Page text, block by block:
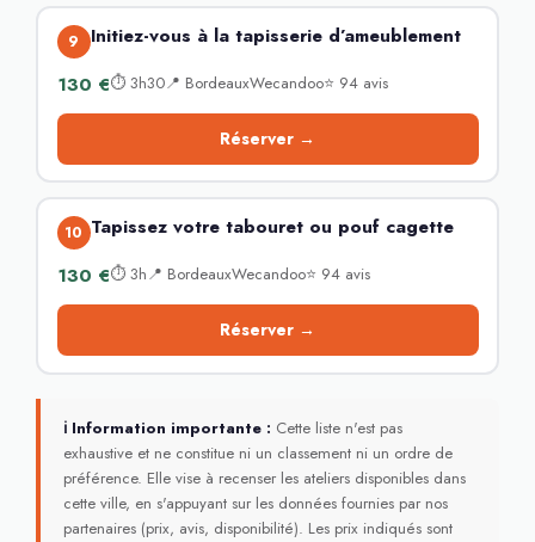
9 Initiez-vous à la tapisserie d’ameublement
130 €⏱ 3h30📍 BordeauxWecandoo⭐ 94 avis
Réserver →
10 Tapissez votre tabouret ou pouf cagette
130 €⏱ 3h📍 BordeauxWecandoo⭐ 94 avis
Réserver →
ℹ Information importante : Cette liste n'est pas
exhaustive et ne constitue ni un classement ni un ordre de
préférence. Elle vise à recenser les ateliers disponibles dans
cette ville, en s'appuyant sur les données fournies par nos
partenaires (prix, avis, disponibilité). Les prix indiqués sont